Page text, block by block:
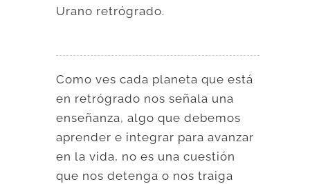
Urano retrógrado.
Como ves cada planeta que está
en retrógrado nos señala una
enseñanza, algo que debemos
aprender e integrar para avanzar
en la vida, no es una cuestión
que nos detenga o nos traiga